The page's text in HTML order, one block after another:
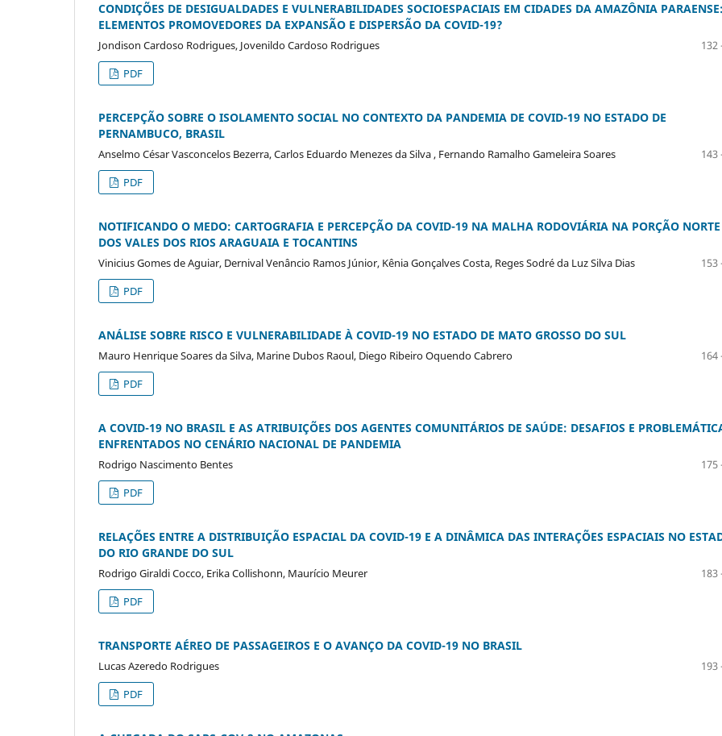
CONDIÇÕES DE DESIGUALDADES E VULNERABILIDADES SOCIOESPACIAIS EM CIDADES DA AMAZÔNIA PARAENSE:
ELEMENTOS PROMOVEDORES DA EXPANSÃO E DISPERSÃO DA COVID-19?
Jondison Cardoso Rodrigues, Jovenildo Cardoso Rodrigues
132
PDF
PERCEPÇÃO SOBRE O ISOLAMENTO SOCIAL NO CONTEXTO DA PANDEMIA DE COVID-19 NO ESTADO DE
PERNAMBUCO, BRASIL
Anselmo César Vasconcelos Bezerra, Carlos Eduardo Menezes da Silva , Fernando Ramalho Gameleira Soares
143
PDF
NOTIFICANDO O MEDO: CARTOGRAFIA E PERCEPÇÃO DA COVID-19 NA MALHA RODOVIÁRIA NA PORÇÃO NORTE
DOS VALES DOS RIOS ARAGUAIA E TOCANTINS
Vinicius Gomes de Aguiar, Dernival Venâncio Ramos Júnior, Kênia Gonçalves Costa, Reges Sodré da Luz Silva Dias
153
PDF
ANÁLISE SOBRE RISCO E VULNERABILIDADE À COVID-19 NO ESTADO DE MATO GROSSO DO SUL
Mauro Henrique Soares da Silva, Marine Dubos Raoul, Diego Ribeiro Oquendo Cabrero
164
PDF
A COVID-19 NO BRASIL E AS ATRIBUIÇÕES DOS AGENTES COMUNITÁRIOS DE SAÚDE: DESAFIOS E
ENFRENTADOS NO CENÁRIO NACIONAL DE PANDEMIA
Rodrigo Nascimento Bentes
175
PDF
RELAÇÕES ENTRE A DISTRIBUIÇÃO ESPACIAL DA COVID-19 E A DINÂMICA DAS INTERAÇÕES ESPACIAIS NO
DO RIO GRANDE DO SUL
Rodrigo Giraldi Cocco, Erika Collishonn, Maurício Meurer
183
PDF
TRANSPORTE AÉREO DE PASSAGEIROS E O AVANÇO DA COVID-19 NO BRASIL
Lucas Azeredo Rodrigues
193
PDF